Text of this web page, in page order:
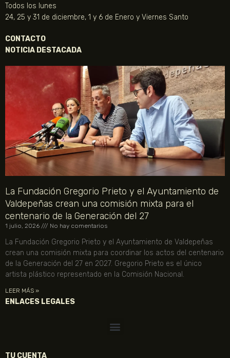
Todos los lunes
24, 25 y 31 de diciembre, 1 y 6 de Enero y Viernes Santo
CONTACTO
NOTICIA DESTACADA
La Fundación Gregorio Prieto y el Ayuntamiento de
Valdepeñas crean una comisión mixta para el
centenario de la Generación del 27
1 julio, 2026 No hay comentarios
La Fundación Gregorio Prieto y el Ayuntamiento de Valdepeñas
crean una comisión mixta para coordinar los actos del centenario
de la Generación del 27 en 2027. Gregorio Prieto es el único
artista plástico representado en la Comisión Nacional.
LEER MÁS »
ENLACES LEGALES
TU CUENTA